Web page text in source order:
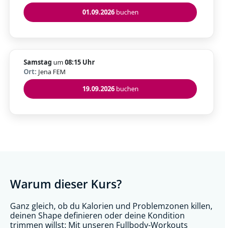
01.09.2026buchen
Samstag um08:15 Uhr
Ort: Jena FEM
19.09.2026buchen
Warum dieser Kurs?
Ganz gleich, ob du Kalorien und Problemzonen killen,
deinen Shape definieren oder deine Kondition
trimmen willst: Mit unseren Fullbody-Workouts